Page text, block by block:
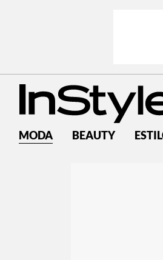
MODA BEAUTY